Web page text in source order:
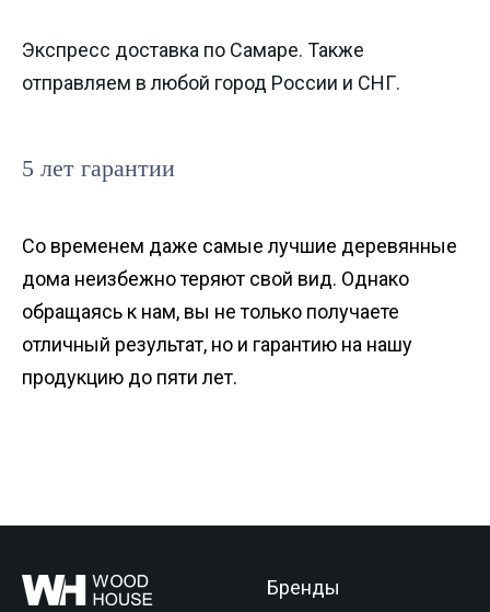
Экспресс доставка по Самаре. Также
отправляем в любой город России и СНГ.
5 лет гарантии
Со временем даже самые лучшие деревянные
дома неизбежно теряют свой вид. Однако
обращаясь к нам, вы не только получаете
отличный результат, но и гарантию на нашу
продукцию до пяти лет.
Бренды